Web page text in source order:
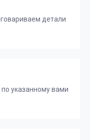
детали
указанному вами